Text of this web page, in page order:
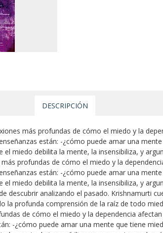
DESCRIPCIÓN
más profundas de cómo el miedo y la
están: -¿cómo puede amar una
miedo debilita la mente, la insensibiliza, y
profundas de cómo el miedo y la
están: -¿cómo puede amar una
miedo debilita la mente, la insensibiliza, y
descubrir analizando el pasado. Krishnamurti
la profunda comprensión de la raíz de todo
de cómo el miedo y la dependencia
-¿cómo puede amar una mente que tiene